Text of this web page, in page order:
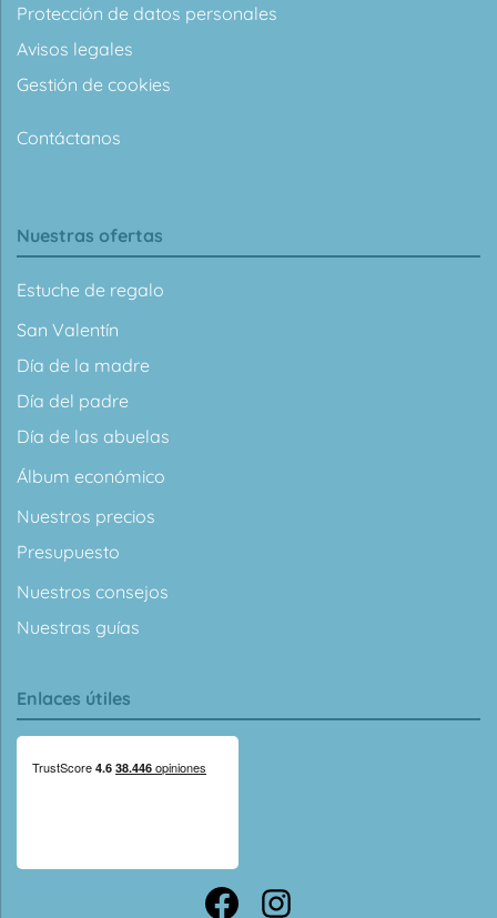
Protección de datos personales
Avisos legales
Gestión de cookies
Contáctanos
Nuestras ofertas
Estuche de regalo
San Valentín
Día de la madre
Día del padre
Día de las abuelas
Álbum económico
Nuestros precios
Presupuesto
Nuestros consejos
Nuestras guías
Enlaces útiles